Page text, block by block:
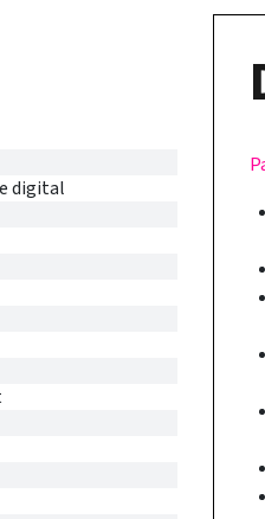
digital